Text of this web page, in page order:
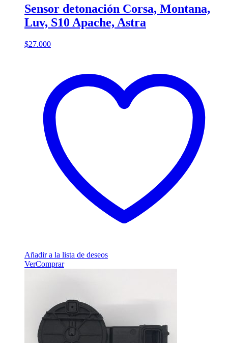
Sensor detonación Corsa, Montana,
Luv, S10 Apache, Astra
$27.000
Añadir a la lista de deseos
VerComprar